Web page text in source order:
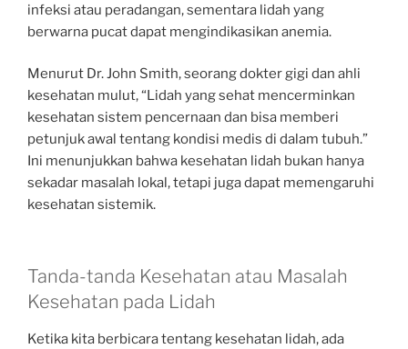
infeksi atau peradangan, sementara lidah yang
berwarna pucat dapat mengindikasikan anemia.
Menurut Dr. John Smith, seorang dokter gigi dan ahli
kesehatan mulut, “Lidah yang sehat mencerminkan
kesehatan sistem pencernaan dan bisa memberi
petunjuk awal tentang kondisi medis di dalam tubuh.”
Ini menunjukkan bahwa kesehatan lidah bukan hanya
sekadar masalah lokal, tetapi juga dapat memengaruhi
kesehatan sistemik.
Tanda-tanda Kesehatan atau Masalah
Kesehatan pada Lidah
Ketika kita berbicara tentang kesehatan lidah, ada